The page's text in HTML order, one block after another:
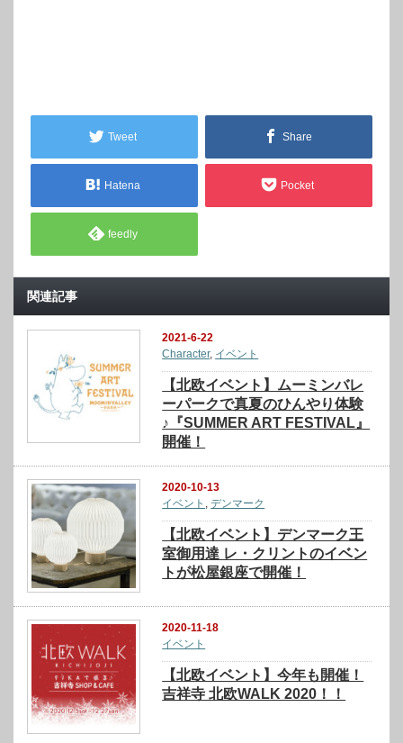
Tweet Share
Hatena Pocket
feedly
関連記事
2021-6-22
Character, イベント
【北欧イベント】ムーミンバレ
ーパークで真夏のひんやり体験
♪『SUMMER ART FESTIVAL』
開催！
2020-10-13
イベント ,デンマーク
【北欧イベント】デンマーク王
室御用達 レ・クリントのイベン
トが松屋銀座で開催！
2020-11-18
イベント
【北欧イベント】今年も開催！
吉祥寺 北欧WALK 2020！！